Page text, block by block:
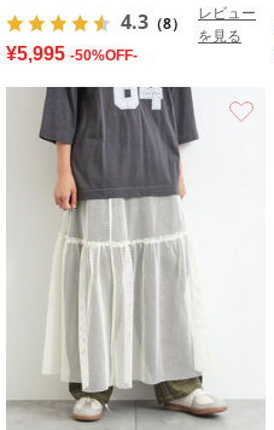
4.3 （8）
レビュー
を見る
¥5,995 -50%OFF-